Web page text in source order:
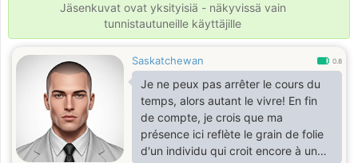
Jäsenkuvat ovat yksityisiä - näkyvissä vain
tunnistautuneille käyttäjille
Saskatchewan 0.8
Je ne peux pas arrêter le cours du
temps, alors autant le vivre! En fin
de compte, je crois que ma
présence ici reflète le grain de folie
d'un individu qui croit encore à un